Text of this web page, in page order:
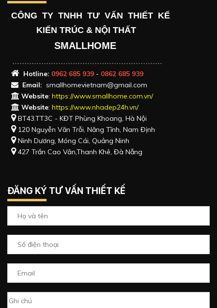
CÔNG TY TNHH TƯ VẤN THIẾT KẾ
KIẾN TRÚC & NỘI THẤT
SMALLHOME
..............................................................
Hotline: 0962 685 939 - 0862 685 939
Email: smallhomevietnam@gmail.com
Website: https://www.smallhome.com.vn/
Website: https://www.nhadep24h.vn/
BT43.TT3C - KĐT Phùng Khoang, Hà Nội
120 Nguyễn Văn Trỗi, Năng Tĩnh, Nam Định
Ninh Dương, Móng Cái, Quảng Ninh
427 Trần Cao Vân,Thanh Khê, Đà Nẵng
ĐĂNG KÝ TƯ VẤN THIẾT KẾ